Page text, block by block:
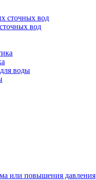
вод
воды
или повышения давления